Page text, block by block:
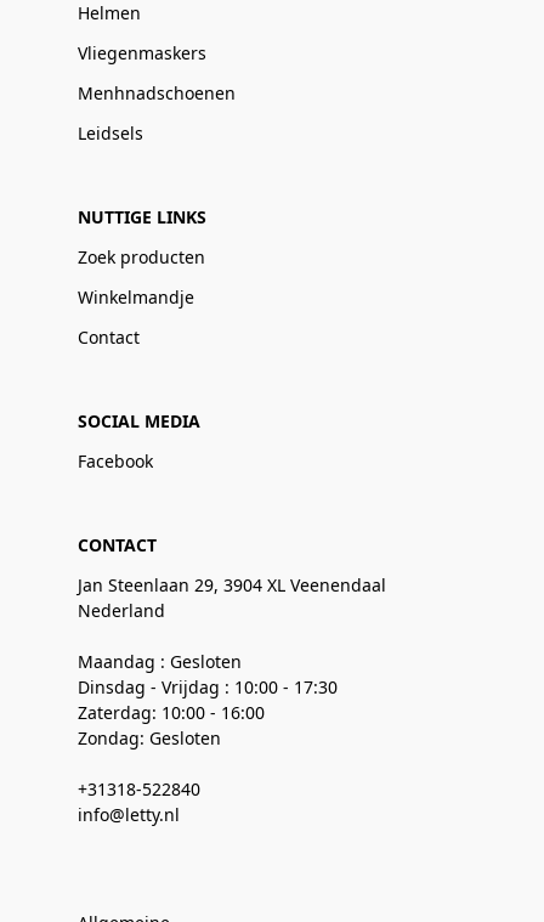
Helmen
Vliegenmaskers
Menhnadschoenen
Leidsels
NUTTIGE LINKS
Zoek producten
Winkelmandje
Contact
SOCIAL MEDIA
Facebook
CONTACT
Jan Steenlaan 29, 3904 XL Veenendaal
Nederland
Maandag : Gesloten
Dinsdag - Vrijdag : 10:00 - 17:30
Zaterdag: 10:00 - 16:00
Zondag: Gesloten
+31318-522840
info@letty.nl